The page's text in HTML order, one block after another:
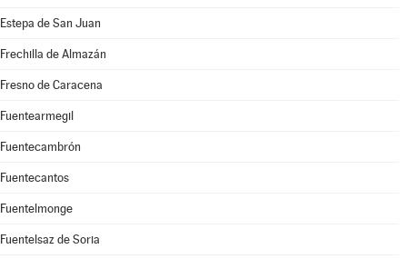
Estepa de San Juan
Frechilla de Almazán
Fresno de Caracena
Fuentearmegil
Fuentecambrón
Fuentecantos
Fuentelmonge
Fuentelsaz de Soria